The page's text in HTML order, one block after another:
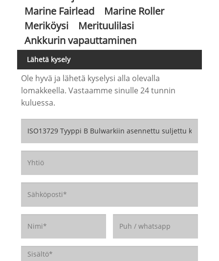
Marine Fairlead
Marine Roller
Meriköysi
Merituulilasi
Ankkurin vapauttaminen
Lähetä kysely
Ole hyvä ja lähetä kyselysi alla olevalla
lomakkeella. Vastaamme sinulle 24 tunnin
kuluessa.